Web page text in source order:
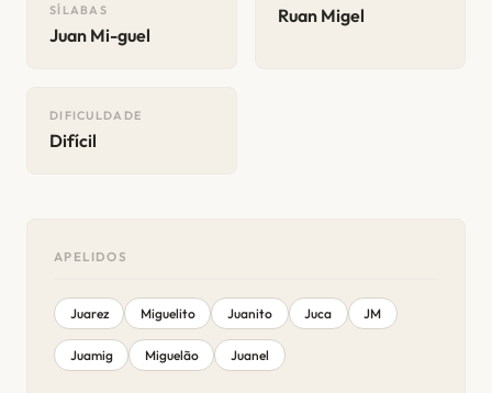
SÍLABAS
Juan Mi-guel
Ruan Migel
DIFICULDADE
Difícil
APELIDOS
Juarez Miguelito Juanito Juca JM
Juamig Miguelão Juanel